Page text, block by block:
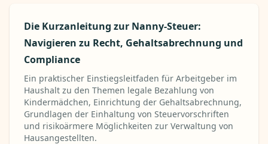
Die Kurzanleitung zur Nanny-Steuer:
Navigieren zu Recht, Gehaltsabrechnung und
Compliance
Ein praktischer Einstiegsleitfaden für Arbeitgeber im
Haushalt zu den Themen legale Bezahlung von
Kindermädchen, Einrichtung der Gehaltsabrechnung,
Grundlagen der Einhaltung von Steuervorschriften
und risikoärmere Möglichkeiten zur Verwaltung von
Hausangestellten.